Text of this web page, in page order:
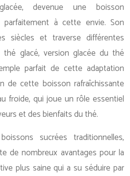
devenue une boisson
parfaitement à cette envie. Son
siècles et traverse différentes
glacé, version glacée du thé
parfait de cette adaptation
de cette boisson rafraîchissante
froide, qui joue un rôle essentiel
et des bienfaits du thé.
sucrées traditionnelles,
de nombreux avantages pour la
plus saine qui a su séduire par